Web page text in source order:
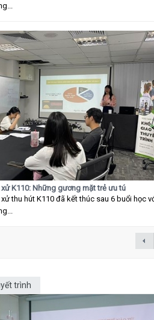
K110: Những gương mặt trẻ ưu tú
thu hút K110 đã kết thúc sau 6 buổi học
trình